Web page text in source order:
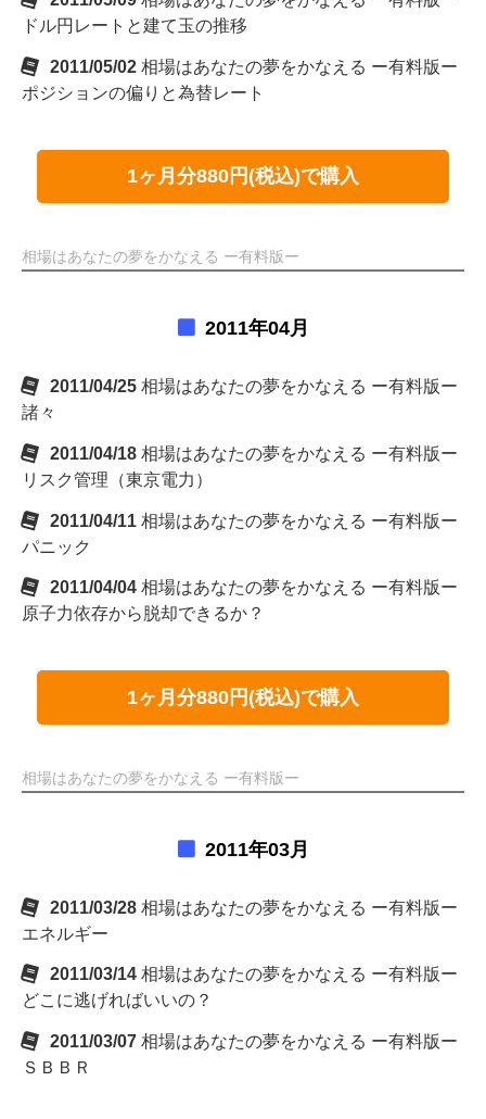
ドル円レートと建て玉の推移
2011/05/02 相場はあなたの夢をかなえる ー有料版ー
ポジションの偏りと為替レート
1ヶ月分880円(税込)で購入
相場はあなたの夢をかなえる ー有料版ー
2011年04月
2011/04/25 相場はあなたの夢をかなえる ー有料版ー
諸々
2011/04/18 相場はあなたの夢をかなえる ー有料版ー
リスク管理（東京電力）
2011/04/11 相場はあなたの夢をかなえる ー有料版ー
パニック
2011/04/04 相場はあなたの夢をかなえる ー有料版ー
原子力依存から脱却できるか？
1ヶ月分880円(税込)で購入
相場はあなたの夢をかなえる ー有料版ー
2011年03月
2011/03/28 相場はあなたの夢をかなえる ー有料版ー
エネルギー
2011/03/14 相場はあなたの夢をかなえる ー有料版ー
どこに逃げればいいの？
2011/03/07 相場はあなたの夢をかなえる ー有料版ー
ＳＢＢＲ